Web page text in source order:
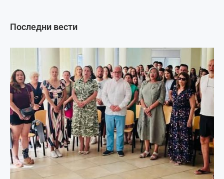
Последни вести